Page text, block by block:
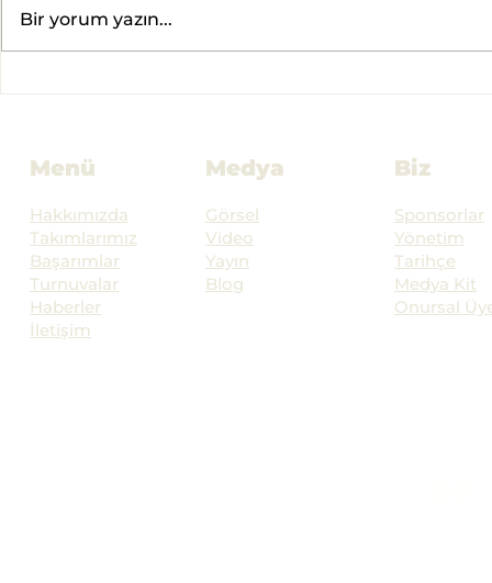
Bir yorum yazın...
Menü
Hakkımızda
Takımlarımız
Başarımlar
Turnuvalar
Haberler
İletişim
Medya
Görsel
Video
Yayın
Blog
Biz
Sponsorlar
Yönetim
Tarihçe
Medya Kit
Onursal